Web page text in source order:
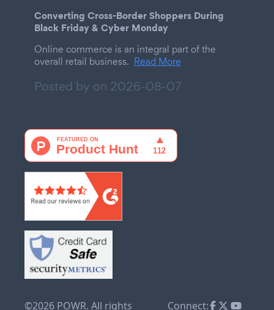
Converting Cross-Border Shoppers During
Black Friday & Cyber Monday
Online commerce is an integral part of the
overall retail business. Read More
Posted by on 2026-08-07
©2026 POWR. All rights Connect: